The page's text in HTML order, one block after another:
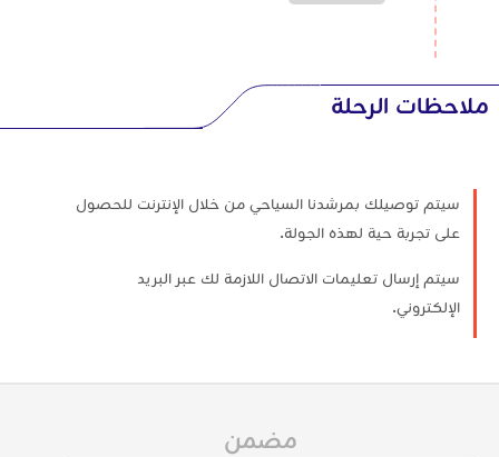
ملاحظات الرحلة
سيتم توصيلك بمرشدنا السياحي من خلال الإنترنت للحصول
على تجربة حية لهذه الجولة.
سيتم إرسال تعليمات الاتصال اللازمة لك عبر البريد
الإلكتروني.
مضمن